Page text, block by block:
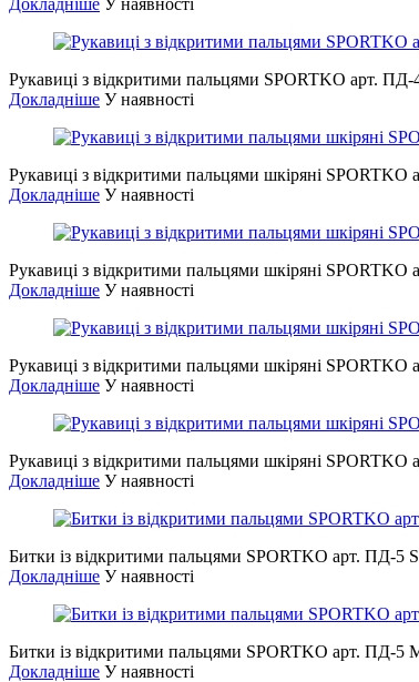
Рукавиці з відкритими пальцями SPORTKO арт.
Докладніше У наявності
Рукавиці з відкритими пальцями шкіряні SPORTKO
Докладніше У наявності
Рукавиці з відкритими пальцями шкіряні
Докладніше У наявності
Рукавиці з відкритими пальцями шкіряні SPORTKO
Докладніше У наявності
Рукавиці з відкритими пальцями шкіряні
Докладніше У наявності
Битки із відкритими пальцями SPORTKO арт. ПД-5 S
Докладніше У наявності
Битки із відкритими пальцями SPORTKO арт. ПД-5
Докладніше У наявності